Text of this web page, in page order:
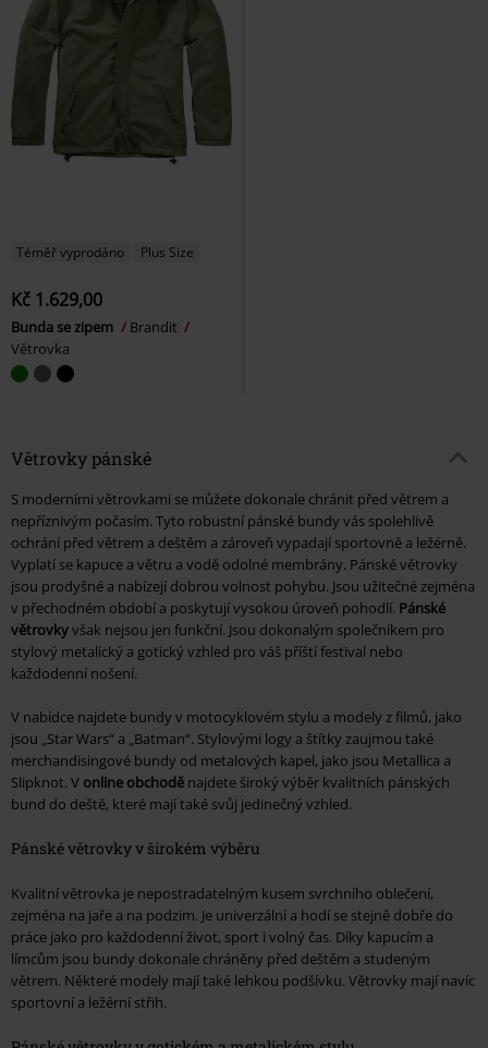
Téměř vyprodáno Plus Size
Kč 1.629,00
Bunda se zipem
Brandit
Větrovka
Větrovky pánské
S moderními větrovkami se můžete dokonale chránit před větrem a
nepříznivým počasím. Tyto robustní pánské bundy vás spolehlivě
ochrání před větrem a deštěm a zároveň vypadají sportovně a ležérně.
Vyplatí se kapuce a větru a vodě odolné membrány. Pánské větrovky
jsou prodyšné a nabízejí dobrou volnost pohybu. Jsou užitečné zejména
v přechodném období a poskytují vysokou úroveň pohodlí. Pánské
větrovkyvšak nejsou jen funkční. Jsou dokonalým společníkem pro
stylový metalický a gotický vzhled pro váš příští festival nebo
každodenní nošení.
V nabídce najdete bundy v motocyklovém stylu a modely z filmů, jako
jsou „Star Wars“ a „Batman“. Stylovými logy a štítky zaujmou také
merchandisingové bundy od metalových kapel, jako jsou Metallica a
Slipknot. V online obchodě najdete široký výběr kvalitních pánských
bund do deště, které mají také svůj jedinečný vzhled.
Pánské větrovky v širokém výběru
Kvalitní větrovka je nepostradatelným kusem svrchního oblečení,
zejména na jaře a na podzim. Je univerzální a hodí se stejně dobře do
práce jako pro každodenní život, sport i volný čas. Díky kapucím a
límcům jsou bundy dokonale chráněny před deštěm a studeným
větrem. Některé modely mají také lehkou podšívku. Větrovky mají navíc
sportovní a ležérní střih.